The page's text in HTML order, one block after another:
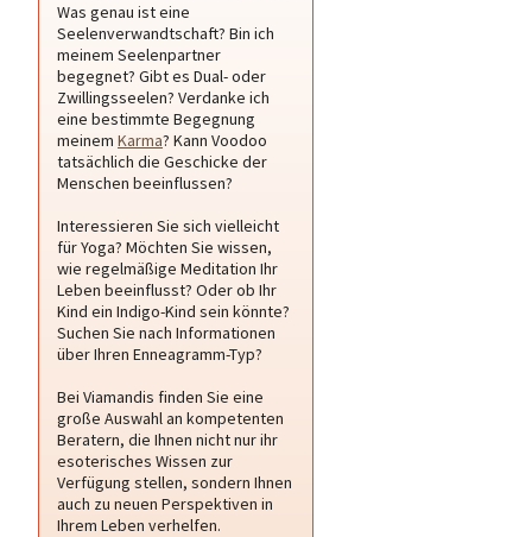
Was genau ist eine
Seelenverwandtschaft? Bin ich
meinem Seelenpartner
begegnet? Gibt es Dual- oder
Zwillingsseelen? Verdanke ich
eine bestimmte Begegnung
meinem Karma? Kann Voodoo
tatsächlich die Geschicke der
Menschen beeinflussen?
Interessieren Sie sich vielleicht
für Yoga? Möchten Sie wissen,
wie regelmäßige Meditation Ihr
Leben beeinflusst? Oder ob Ihr
Kind ein Indigo-Kind sein könnte?
Suchen Sie nach Informationen
über Ihren Enneagramm-Typ?
Bei Viamandis finden Sie eine
große Auswahl an kompetenten
Beratern, die Ihnen nicht nur ihr
esoterisches Wissen zur
Verfügung stellen, sondern Ihnen
auch zu neuen Perspektiven in
Ihrem Leben verhelfen.